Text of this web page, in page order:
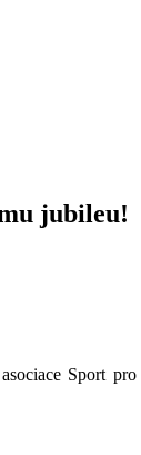
jubileu!
Sport